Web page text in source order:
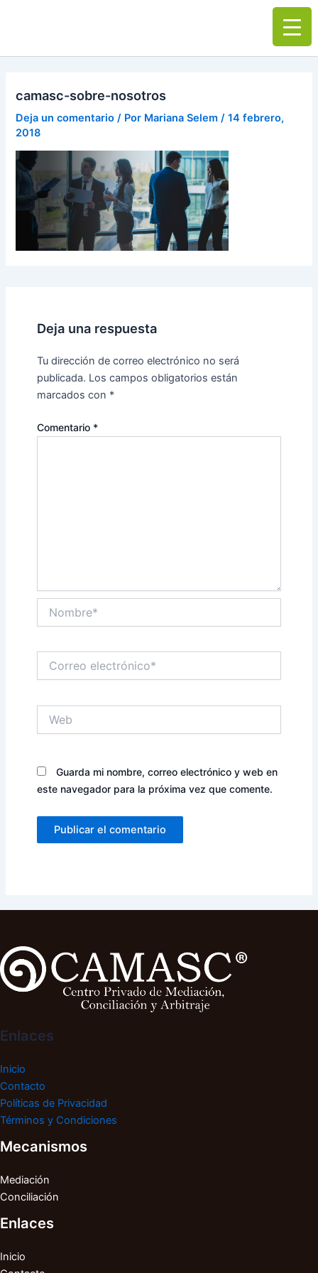
Main
camasc-sobre-nosotros
Deja un comentario / Por Mariana Selem/14 febrero,
2018
Deja una respuesta
Tu dirección de correo electrónico no será
publicada. Los campos obligatorios están
marcados con *
Comentario *
electrónico*
Guarda mi nombre, correo electrónico y web en
este navegador para la próxima vez que comente.
Enlaces
Inicio
Contacto
Políticas de Privacidad
Términos y Condiciones
Mecanismos
Mediación
Conciliación
Enlaces
Inicio